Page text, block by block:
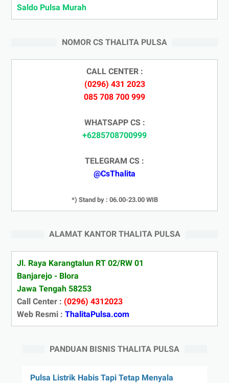
Saldo Pulsa Murah
NOMOR CS THALITA PULSA
CALL CENTER :
(0296) 431 2023
085 708 700 999
WHATSAPP CS :
+6285708700999
TELEGRAM CS :
@CsThalita
*) Stand by : 06.00-23.00 WIB
ALAMAT KANTOR THALITA PULSA
Jl. Raya Karangtalun RT 02/RW 01
Banjarejo - Blora
Jawa Tengah 58253
Call Center : (0296) 4312023
Web Resmi : ThalitaPulsa.com
PANDUAN BISNIS THALITA PULSA
Pulsa Listrik Habis Tapi Tetap Menyala